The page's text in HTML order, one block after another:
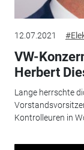
12.07.2021
VW-
Herbert
Lange herrschte
Kontrolleuren in